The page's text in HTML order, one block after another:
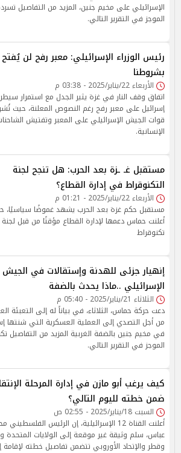
الإسرائيلي على مخيم جنين، المزيد من التفاصيل
الموجز في التقرير التالي.
رئيس الوزراء الإسرائيلي: معبر رفح لن يُفتح
بشروطنا
الأربعاء 22/يناير/2025 - 03:38 م
اتفاق وقف النار في غزة يثير الجدل مع استمرار
إسرائيل على معبر رفح رغم النصوص المعلنة، حيث
قوات الجيش الإسرائيلي على المعبر وتفتيش
الإنسانية.
مستقبل غـ ـزة بعد الحرب: هل تنجح لجنة
التكنوقراط في إدارة القطاع؟
الأربعاء 22/يناير/2025 - 01:21 م
مستقبل حكم غزة بعد الحرب يشهد غموضًا سياسيًا،
أعلنت حماس دعمها لإدارة القطاع مؤقتًا من قبل لجنة
تكنوقراط
إنهيار جزئى للهدنة وإستقالات في الجيش
الإسرائيلي ..ماذا يحدث بالضفة
الثلاثاء 21/يناير/2025 - 05:40 م
دعت حركة حماس، الثلاثاء، في بياناً له إلى التعبئة
من أجل التصدي إلى العملية العسكرية التي شنتها
في مخيم جنين بالضفة الغربية المزيد من التفاصيل
الموجز في التقرير التالي.
كيف يرغب أبو مازن في إدارة المرحلة
ضمن خطته لليوم التالي؟
السبت 18/يناير/2025 - 02:55 ص
أعلنت القناة 12 الإسرائيلية، إن الرئيس
عباس، سلم وثيقة غير موقعة إلى الولايات المتحدة
وقطر والإتحاد الأوروبي تتضمن تفاصيل خطته لإقامة